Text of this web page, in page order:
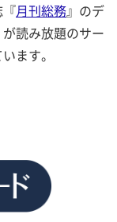
月刊総務』のデ
読み放題のサー
ます。